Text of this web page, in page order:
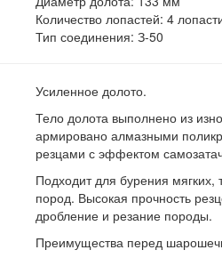
Количество лопастей: 4
Тип соединения: З-50
Усиленное долото.
Тело долота выполнено из
армировано алмазными
резцами с эффектом
Подходит для бурения мягких,
пород. Высокая прочность
дробление и резание породы.
Преимущества перед